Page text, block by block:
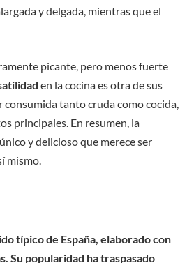
y delgada, mientras que el
picante, pero menos fuerte
en la cocina es otra de sus
consumida tanto cruda como cocida,
principales. En resumen, la
y delicioso que merece ser
mismo.
típico de España, elaborado con
Su popularidad ha traspasado